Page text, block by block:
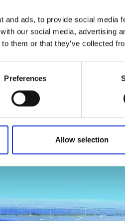
and ads, to provide social media
our social media, advertising
them or that they’ve collected
Preferences
Allow selection
diviso in 13 segmenti per il
più di 32 tonnellate ed è
“mestoli” con un diametro